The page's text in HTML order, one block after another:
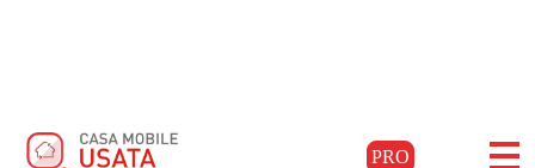
PRO
Home Acquista Alsace